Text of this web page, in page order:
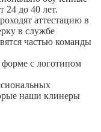
24 до 40 лет.
аттестацию в
в службе
частью команды
с логотипом
наши клинеры